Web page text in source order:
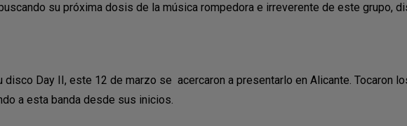
su próxima dosis de la música rompedora e irreverente de este grupo,
disco Day II, este 12 de marzo se acercaron a presentarlo en Alicante. Tocaron
a esta banda desde sus inicios.